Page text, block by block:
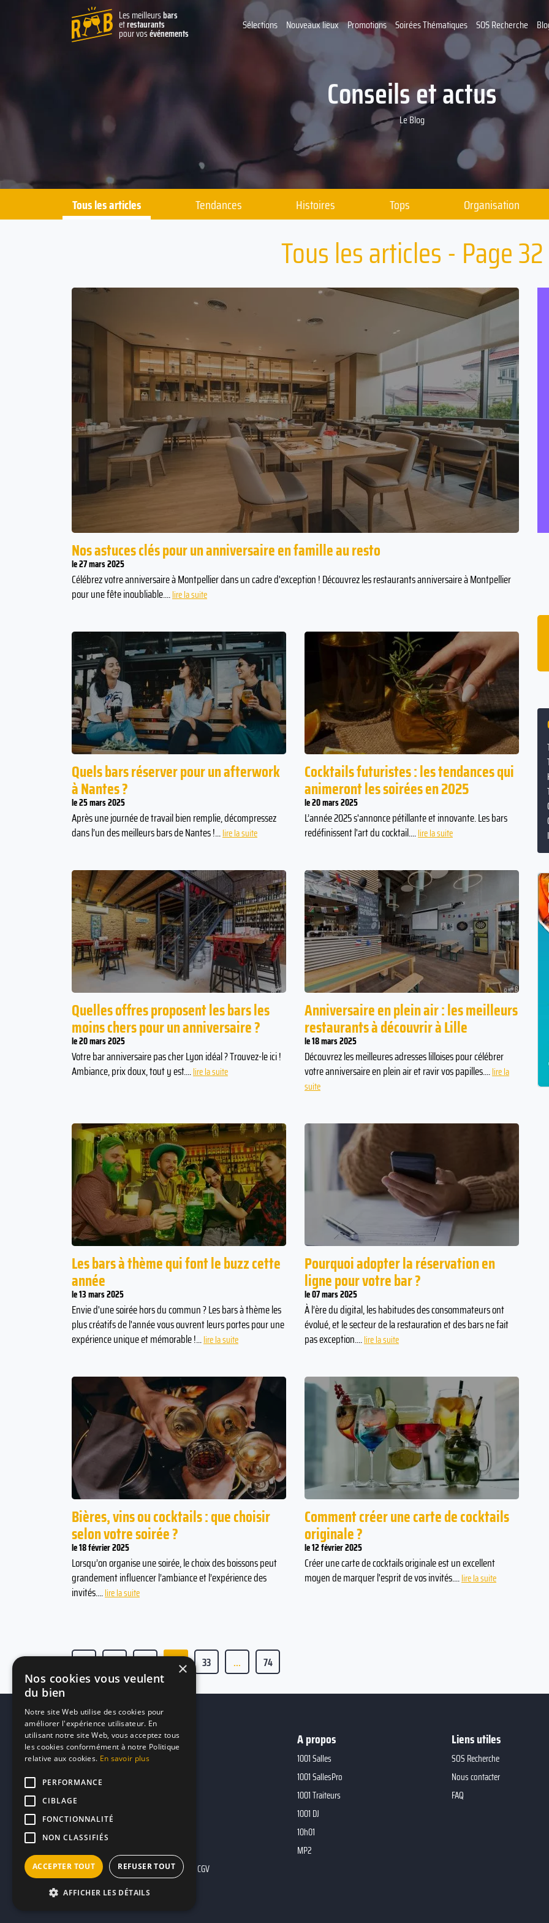
Les meilleursbars
etrestaurants
pour vosévénements
Sélections Nouveaux lieux Promotions Soirées Thématiques SOS Recherche
Conseils et actus
Le Blog
Tous les articles Tendances Histoires Tops Organisation
Tous les articles - Page 32
Nos astuces clés pour un anniversaire en famille au resto
le 27 mars 2025
Célébrez votre anniversaire à Montpellier dans un cadre d'exception ! Découvrez les restaurants anniversaire à Montpellier
pour une fête inoubliable....lire la suite
Quels bars réserver pour un afterwork
à Nantes ?
le 25 mars 2025
Après une journée de travail bien remplie, décompressez
dans l’un des meilleurs bars de Nantes !...lire la suite
Cocktails futuristes : les tendances qui
animeront les soirées en 2025
le 20 mars 2025
L’année 2025 s'annonce pétillante et innovante. Les bars
redéfinissent l'art du cocktail....lire la suite
Quelles offres proposent les bars les
moins chers pour un anniversaire ?
le 20 mars 2025
Votre bar anniversaire pas cher Lyon idéal ? Trouvez-le ici !
Ambiance, prix doux, tout y est....lire la suite
Anniversaire en plein air : les meilleurs
restaurants à découvrir à Lille
le 18 mars 2025
Découvrez les meilleures adresses lilloises pour célébrer
votre anniversaire en plein air et ravir vos papilles....lire la
suite
Les bars à thème qui font le buzz cette
année
le 13 mars 2025
Envie d'une soirée hors du commun ? Les bars à thème les
plus créatifs de l'année vous ouvrent leurs portes pour une
expérience unique et mémorable !...lire la suite
Pourquoi adopter la réservation en
ligne pour votre bar ?
le 07 mars 2025
À l’ère du digital, les habitudes des consommateurs ont
évolué, et le secteur de la restauration et des bars ne fait
pas exception....lire la suite
Bières, vins ou cocktails : que choisir
selon votre soirée ?
le 18 février 2025
Lorsqu’on organise une soirée, le choix des boissons peut
grandement influencer l’ambiance et l’expérience des
invités....lire la suite
Comment créer une carte de cocktails
originale ?
le 12 février 2025
Créer une carte de cocktails originale est un excellent
moyen de marquer l'esprit de vos invités....lire la suite
32 33 ... 74
La consommation d’alcool ne réchauffe
pas : au contraire, elle accentue le
refroidissement de l'organisme à moyen
terme.
16% des couples se sont rencontrés dans
un bar ou une boîte de nuit.
Mentions légales CGU CGV
A propos
1001 Salles
1001 SallesPro
1001 Traiteurs
1001 DJ
10h01
MP2
Liens utiles
SOS Recherche
Nous contacter
FAQ
×
Nos cookies vous veulent
du bien
Notre site Web utilise des cookies pour
améliorer l'expérience utilisateur. En
utilisant notre site Web, vous acceptez tous
les cookies conformément à notre Politique
relative aux cookies. En savoir plus
PERFORMANCE
CIBLAGE
FONCTIONNALITÉ
NON CLASSIFIÉS
ACCEPTER TOUT REFUSER TOUT
AFFICHER LES DÉTAILS